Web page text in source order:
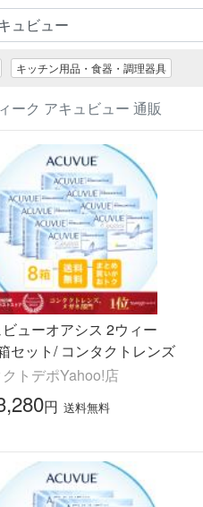
キッチン用品・食器・調理器具
ーク アキュビュー 通販
ューオアシス 2ウィー
ット/ コンタクトレンズ
トデポYahoo!店
円 送料無料